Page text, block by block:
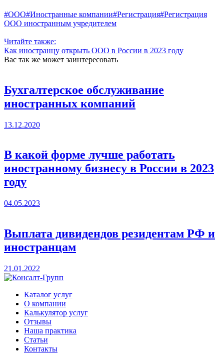
#ООО#Иностранные компании#Регистрация#Регистрация
ООО иностранным учредителем
Читайте также:
Как иностранцу открыть ООО в России в 2023 году
Вас так же может заинтересовать
Бухгалтерское обслуживание
иностранных компаний
13.12.2020
В какой форме лучше работать
иностранному бизнесу в России в 2023
году
04.05.2023
Выплата дивидендов резидентам РФ и
иностранцам
21.01.2022
Каталог услуг
О компании
Калькулятор услуг
Отзывы
Наша практика
Статьи
Контакты